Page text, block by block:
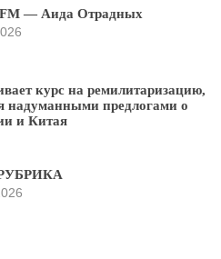
— Аида Отрадных
курс на ремилитаризацию,
надуманными предлогами о
и Китая